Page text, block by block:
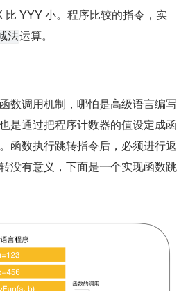
比 YYY 小。程序比较的指令，实
法运算。
数调用机制，哪怕是高级语言编写
是通过把程序计数器的值设定成函
函数执行跳转指令后，必须进行返
没有意义，下面是一个实现函数跳